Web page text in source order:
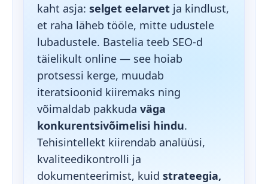
kaht asja: selget eelarvet ja kindlust,
et raha läheb tööle, mitte udustele
lubadustele. Bastelia teeb SEO-d
täielikult online — see hoiab
protsessi kerge, muudab
iteratsioonid kiiremaks ning
võimaldab pakkuda väga
konkurentsivõimelisi hindu.
Tehisintellekt kiirendab analüüsi,
kvaliteedikontrolli ja
dokumenteerimist, kuid strateegia,